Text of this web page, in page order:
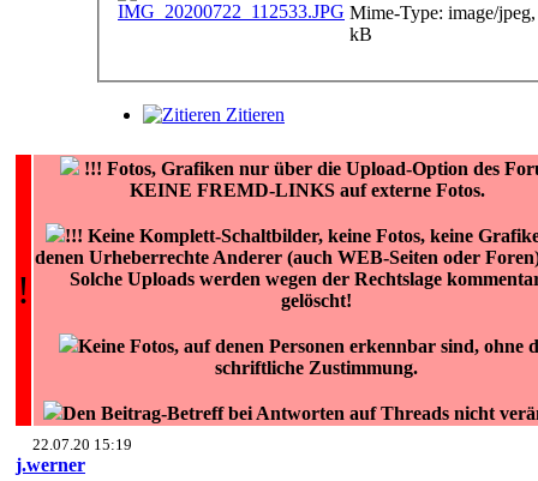
Mime-Type: image/
kB
Zitieren
!
!!! Fotos, Grafiken nur über die Upload-Option des
KEINE FREMD-LINKS auf externe Fotos.
!!! Keine Komplett-Schaltbilder, keine Fotos, keine
denen Urheberrechte Anderer (auch WEB-Seiten oder
Solche Uploads werden wegen der Rechtslage
gelöscht!
Keine Fotos, auf denen Personen erkennbar sind, ohne
schriftliche Zustimmung.
Den Beitrag-Betreff bei Antworten auf Threads nicht
22.07.20 15:19
j.werner